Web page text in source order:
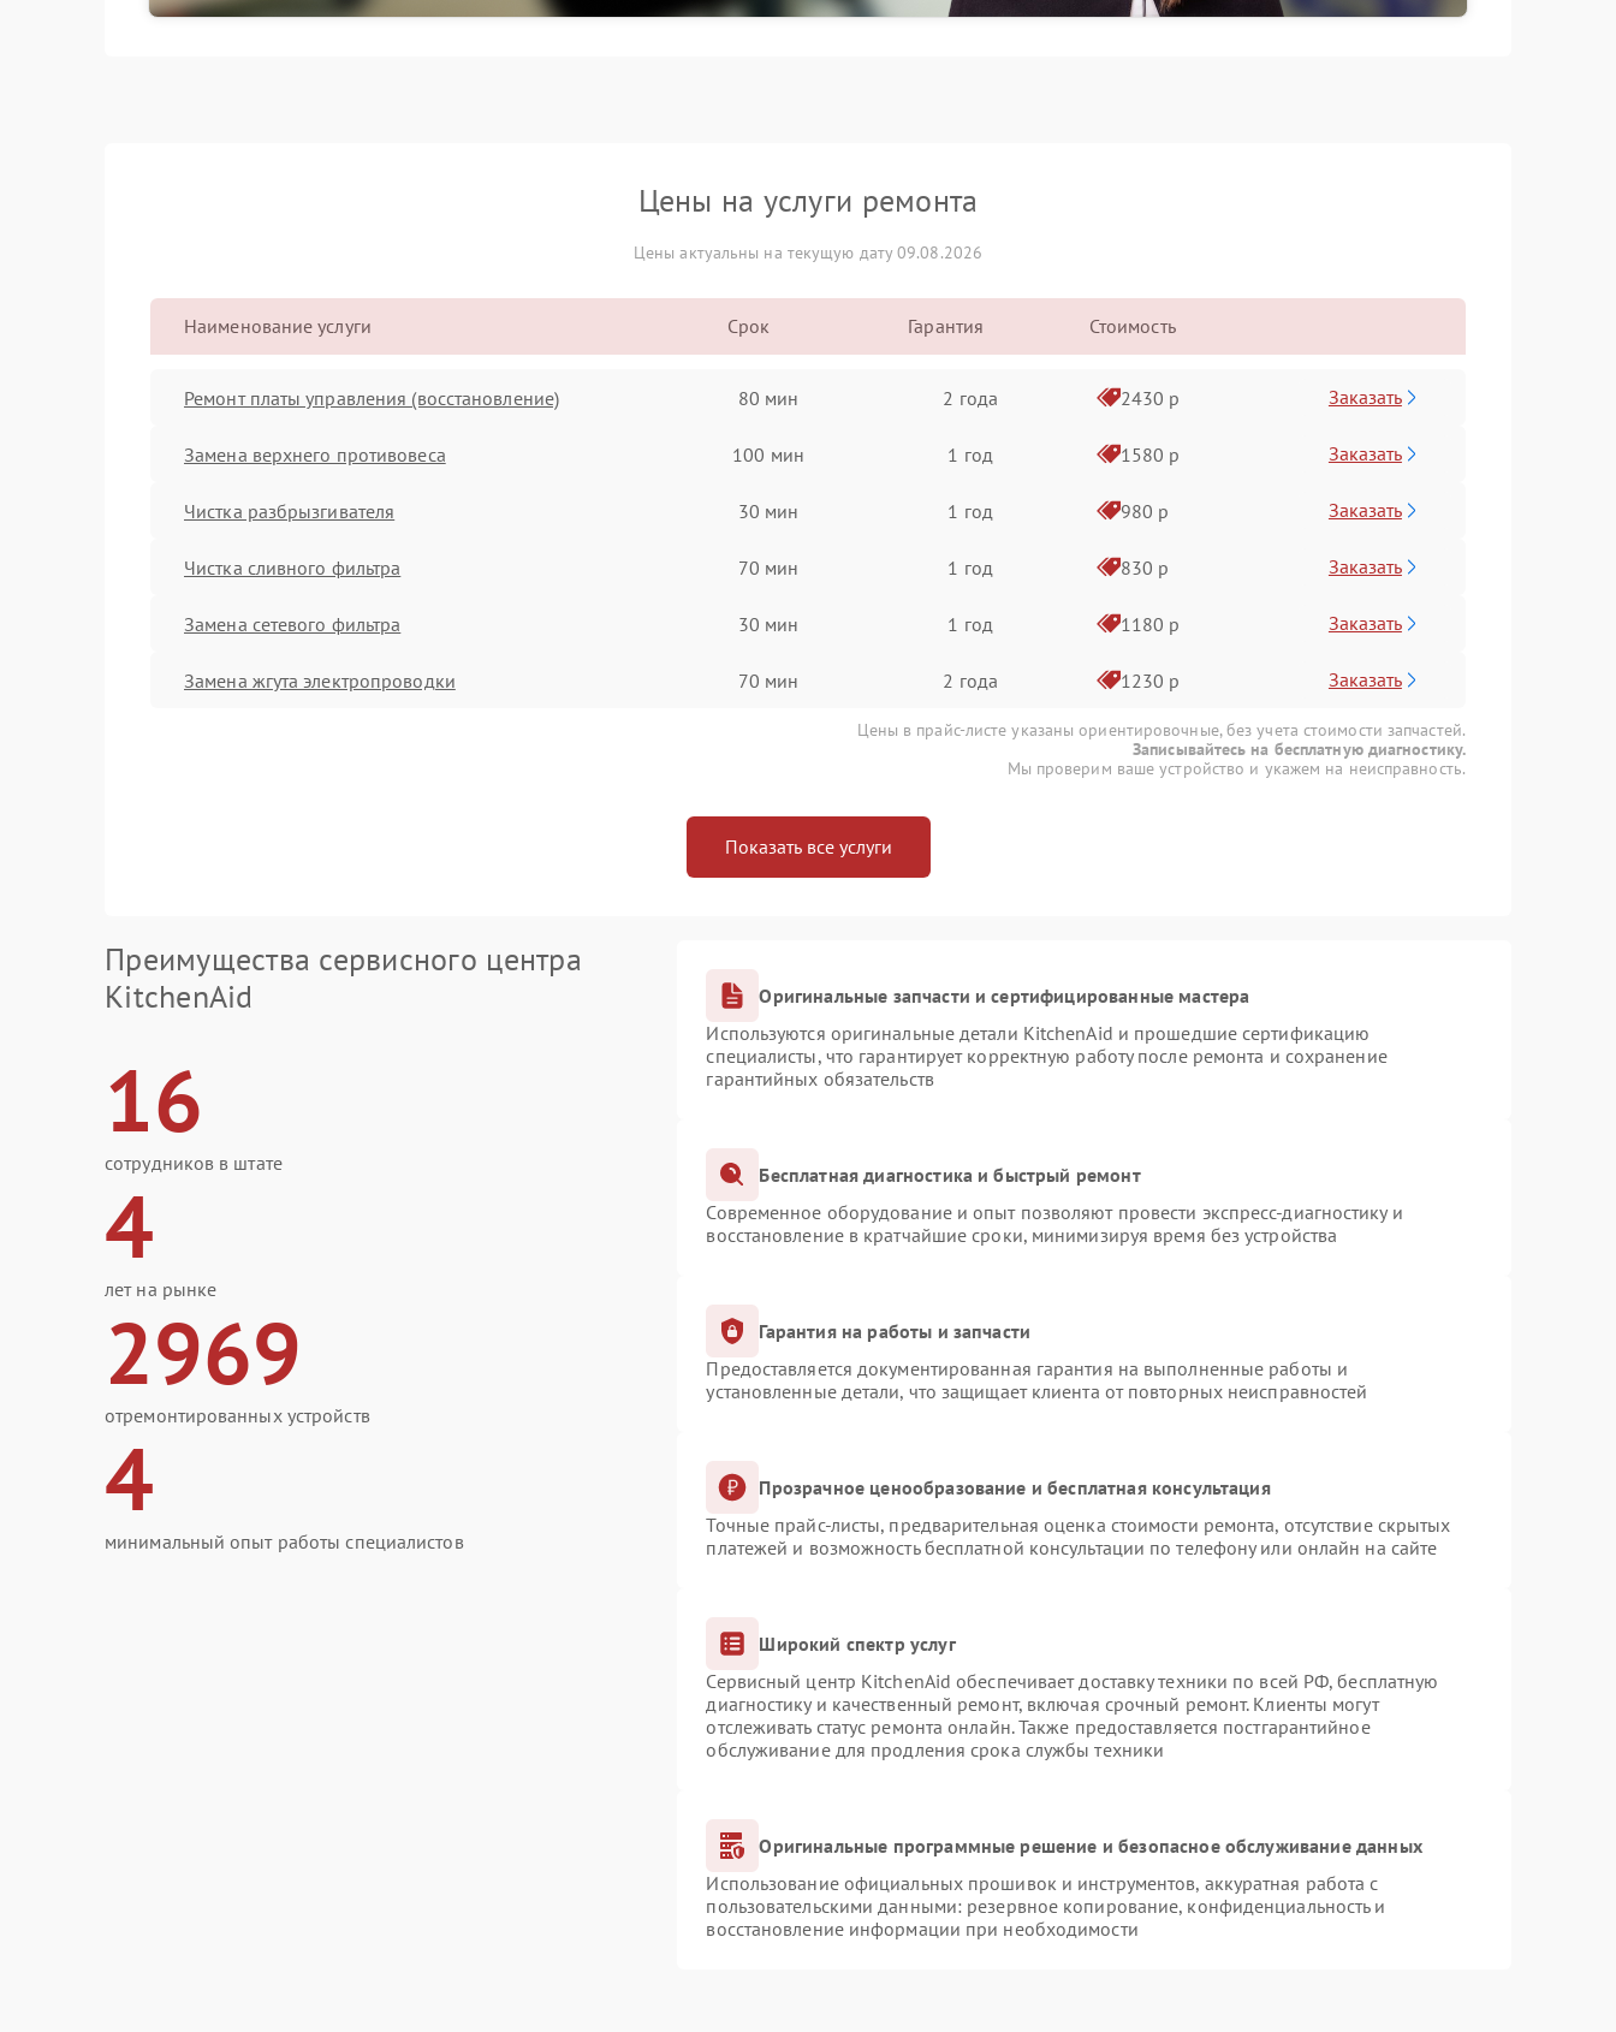
Цены на услуги ремонта
Цены актуальны на текущую дату 09.08.2026
Наименование услуги Срок Гарантия Стоимость
Ремонт платы управления (восстановление) 80 мин 2 года 2430 р Заказать
Замена верхнего противовеса 100 мин 1 год 1580 р Заказать
Чистка разбрызгивателя 30 мин 1 год 980 р Заказать
Чистка сливного фильтра 70 мин 1 год 830 р Заказать
Замена сетевого фильтра 30 мин 1 год 1180 р Заказать
Замена жгута электропроводки 70 мин 2 года 1230 р Заказать
Цены в прайс-листе указаны ориентировочные, без учета стоимости запчастей.
Записывайтесь на бесплатную диагностику.
Мы проверим ваше устройство и укажем на неисправность.
Показать все услуги
Преимущества сервисного центра
KitchenAid
16
сотрудников в штате
4
лет на рынке
2969
отремонтированных устройств
4
минимальный опыт работы специалистов
Оригинальные запчасти и сертифицированные мастера
Используются оригинальные детали KitchenAid и прошедшие сертификацию
специалисты, что гарантирует корректную работу после ремонта и сохранение
гарантийных обязательств
Бесплатная диагностика и быстрый ремонт
Современное оборудование и опыт позволяют провести экспресс-диагностику и
восстановление в кратчайшие сроки, минимизируя время без устройства
Гарантия на работы и запчасти
Предоставляется документированная гарантия на выполненные работы и
установленные детали, что защищает клиента от повторных неисправностей
Прозрачное ценообразование и бесплатная консультация
Точные прайс-листы, предварительная оценка стоимости ремонта, отсутствие скрытых
платежей и возможность бесплатной консультации по телефону или онлайн на сайте
Широкий спектр услуг
Сервисный центр KitchenAid обеспечивает доставку техники по всей РФ, бесплатную
диагностику и качественный ремонт, включая срочный ремонт. Клиенты могут
отслеживать статус ремонта онлайн. Также предоставляется постгарантийное
обслуживание для продления срока службы техники
Оригинальные программные решение и безопасное обслуживание данных
Использование официальных прошивок и инструментов, аккуратная работа с
пользовательскими данными: резервное копирование, конфиденциальность и
восстановление информации при необходимости